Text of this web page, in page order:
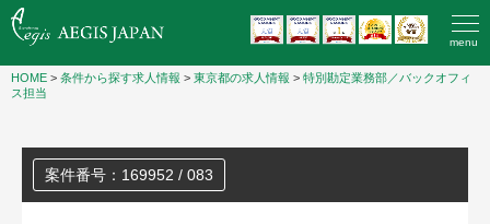
menu
HOME > 条件から探す求人情報 > 東京都の求人情報 > 特別勘定業務部／バックオフィ
ス担当
案件番号：169952 / 083